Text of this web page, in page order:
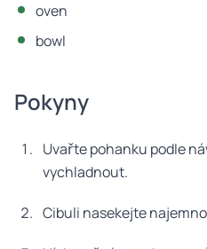
oven
bowl
Pokyny
Uvařte pohanku podle
vychladnout.
Cibuli nasekejte